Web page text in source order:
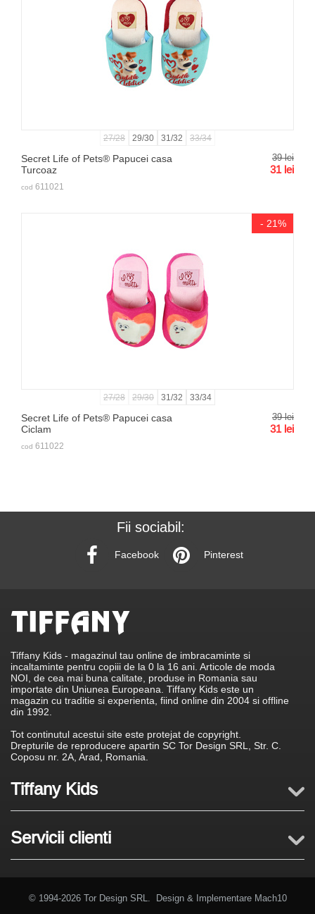
27/28 29/30 31/32 33/34
Secret Life of Pets® Papucei casa
Turcoaz
39 lei
31 lei
cod 611021
- 21%
27/28 29/30 31/32 33/34
Secret Life of Pets® Papucei casa
Ciclam
39 lei
31 lei
cod 611022
Fii sociabil:
Facebook Pinterest
Tiffany Kids - magazinul tau online de imbracaminte si
incaltaminte pentru copiii de la 0 la 16 ani. Articole de moda
NOI, de cea mai buna calitate, produse in Romania sau
importate din Uniunea Europeana. Tiffany Kids este un
magazin cu traditie si experienta, fiind online din 2004 si offline
din 1992.
Tot continutul acestui site este protejat de copyright.
Drepturile de reproducere apartin SC Tor Design SRL, Str. C.
Coposu nr. 2A, Arad, Romania.
Tiffany Kids
Servicii clienti
© 1994-2026 Tor Design SRL. Design & Implementare Mach10